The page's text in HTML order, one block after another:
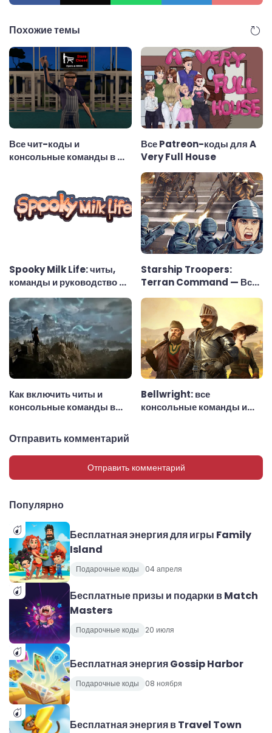
Похожие темы
Все чит-коды и
консольные команды в My
Все Patreon-коды для A
Very Full House
Spooky Milk Life: читы,
команды и руководство по
использованию
Starship Troopers:
Terran Command — Все
консольные команды
Как включить читы и
консольные команды в
Bellwright: все
консольные команды и
Отправить комментарий
Отправить комментарий
Популярно
Бесплатная энергия для игры Family
Island
Подарочные коды 04 апреля
Бесплатные призы и подарки в Match
Masters
Подарочные коды 20 июля
Бесплатная энергия Gossip Harbor
Подарочные коды 08 ноября
Бесплатная энергия в Travel Town